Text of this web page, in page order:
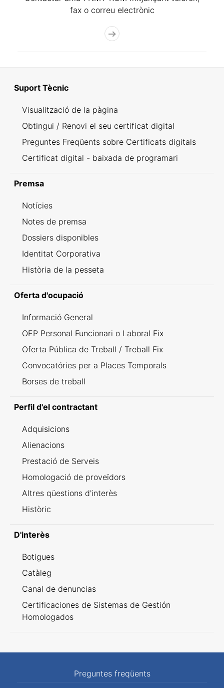
fax o correu electrònic
Suport Tècnic
Visualització de la pàgina
Obtingui / Renovi el seu certificat digital
Preguntes Freqüents sobre Certificats digitals
Certificat digital - baixada de programari
Premsa
Notícies
Notes de premsa
Dossiers disponibles
Identitat Corporativa
Història de la pesseta
Oferta d'ocupació
Informació General
OEP Personal Funcionari o Laboral Fix
Oferta Pública de Treball / Treball Fix
Convocatóries per a Places Temporals
Borses de treball
Perfil d'el contractant
Adquisicions
Alienacions
Prestació de Serveis
Homologació de proveïdors
Altres qüestions d'interès
Històric
D'interès
Botigues
Catàleg
Canal de denuncias
Certificaciones de Sistemas de Gestión
Homologados
Preguntes freqüents